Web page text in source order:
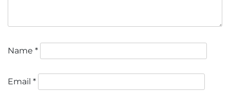
Name *
Email *